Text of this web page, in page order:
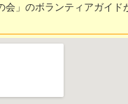
会」のボランティアガイ